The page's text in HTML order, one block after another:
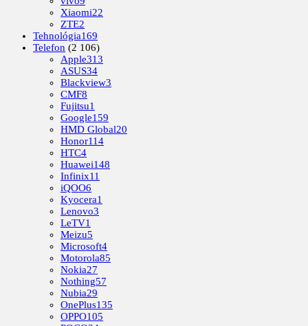
Xiaomi22
ZTE2
Tehnológia169
Telefon (2 106)
Apple313
ASUS34
Blackview3
CMF8
Fujitsu1
Google159
HMD Global20
Honor114
HTC4
Huawei148
Infinix11
iQOO6
Kyocera1
Lenovo3
LeTV1
Meizu5
Microsoft4
Motorola85
Nokia27
Nothing57
Nubia29
OnePlus135
OPPO105